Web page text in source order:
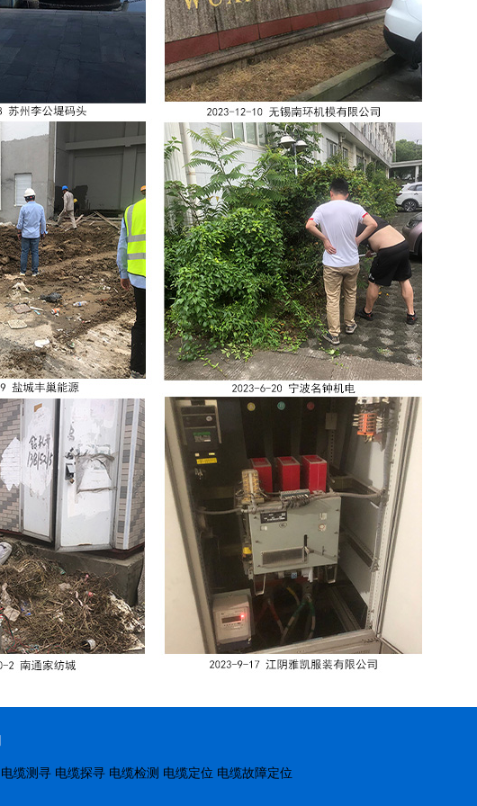
电缆测寻 电缆探寻 电缆检测 电缆定位 电缆故障定位